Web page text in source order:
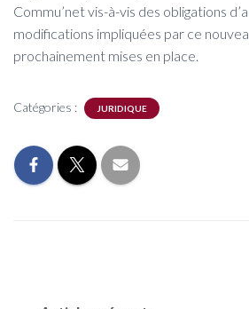
Commu’net vis-à-vis des obligations
modifications impliquées par ce
prochainement mises en place.
Catégories : JURIDIQUE